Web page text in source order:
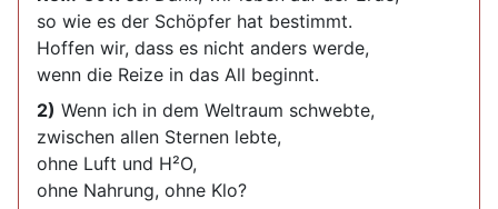
so wie es der Schöpfer hat bestimmt.
Hoffen wir, dass es nicht anders werde,
wenn die Reize in das All beginnt.
2) Wenn ich in dem Weltraum schwebte,
zwischen allen Sternen lebte,
ohne Luft und H²O,
ohne Nahrung, ohne Klo?